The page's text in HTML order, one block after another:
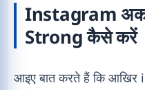
Instagram
Strong कैसे करें
आइए बात करते हैं कि आखिर